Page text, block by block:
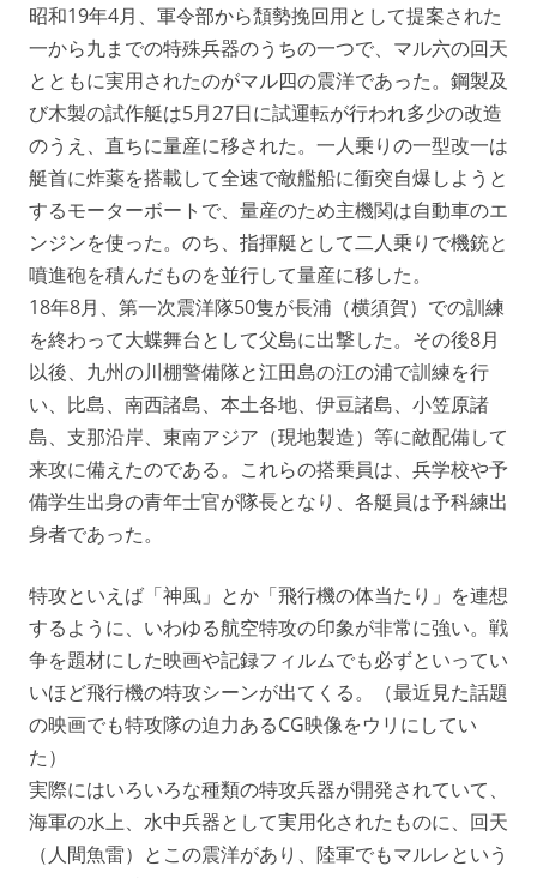
昭和19年4月、軍令部から頽勢挽回用として提案された
一から九までの特殊兵器のうちの一つで、マル六の回天
とともに実用されたのがマル四の震洋であった。鋼製及
び木製の試作艇は5月27日に試運転が行われ多少の改造
のうえ、直ちに量産に移された。一人乗りの一型改一は
艇首に炸薬を搭載して全速で敵艦船に衝突自爆しようと
するモーターボートで、量産のため主機関は自動車のエ
ンジンを使った。のち、指揮艇として二人乗りで機銃と
噴進砲を積んだものを並行して量産に移した。
18年8月、第一次震洋隊50隻が長浦（横須賀）での訓練
を終わって大蝶舞台として父島に出撃した。その後8月
以後、九州の川棚警備隊と江田島の江の浦で訓練を行
い、比島、南西諸島、本土各地、伊豆諸島、小笠原諸
島、支那沿岸、東南アジア（現地製造）等に敵配備して
来攻に備えたのである。これらの搭乗員は、兵学校や予
備学生出身の青年士官が隊長となり、各艇員は予科練出
身者であった。
特攻といえば「神風」とか「飛行機の体当たり」を連想
するように、いわゆる航空特攻の印象が非常に強い。戦
争を題材にした映画や記録フィルムでも必ずといってい
いほど飛行機の特攻シーンが出てくる。（最近見た話題
の映画でも特攻隊の迫力あるCG映像をウリにしてい
た）
実際にはいろいろな種類の特攻兵器が開発されていて、
海軍の水上、水中兵器として実用化されたものに、回天
（人間魚雷）とこの震洋があり、陸軍でもマルレという